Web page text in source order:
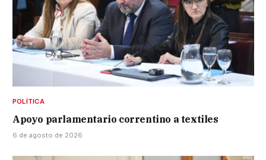
POLÍTICA
Apoyo parlamentario correntino a textiles
6 de agosto de 2026